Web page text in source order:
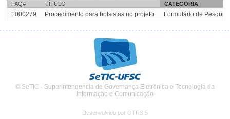
FAQ#
TÍTULO CATEGORIA
1000279 Procedimento para bolsistas no projeto. Formulário de Pesquisa
© SeTIC - Superintendência de Governança Eletrônica e Tecnologia da
Informação e Comunicação
Desenvolvido por OTRS 5